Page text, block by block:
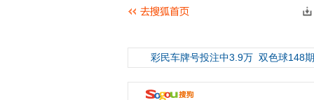
彩民车牌号投注中3.9万 双色球148